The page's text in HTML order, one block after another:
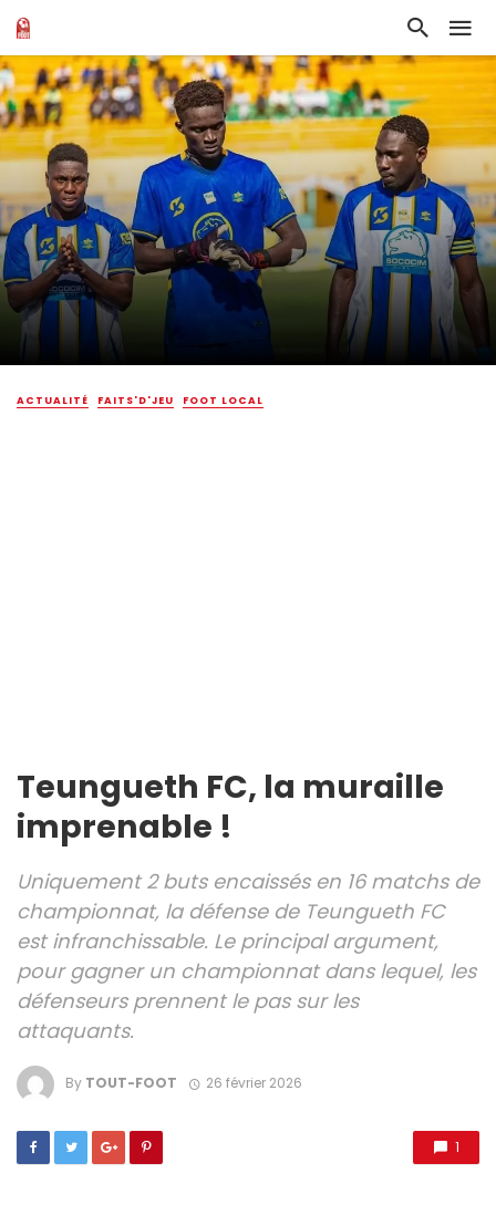
ACTUALITÉ FAITS'D'JEU FOOT LOCAL
Teungueth FC, la muraille
imprenable !
Uniquement 2 buts encaissés en 16 matchs de
championnat, la défense de Teungueth FC
est infranchissable. Le principal argument,
pour gagner un championnat dans lequel, les
défenseurs prennent le pas sur les
attaquants.
By TOUT-FOOT 26 février 2026
1